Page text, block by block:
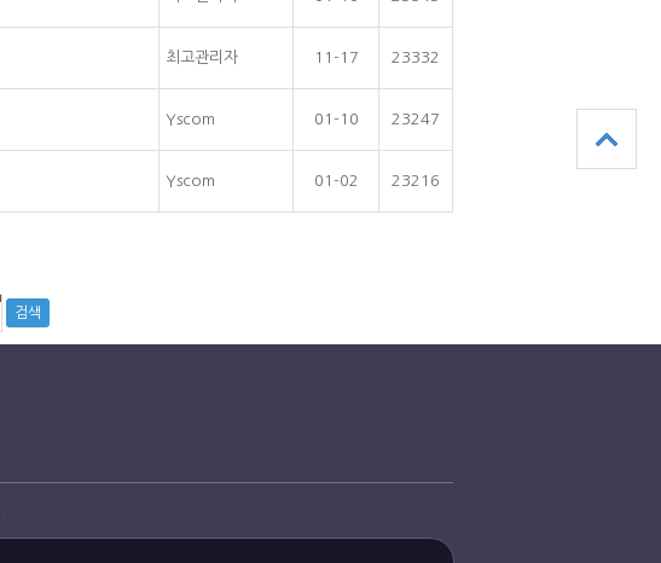
최고관리자 11-17 23332
Yscom 01-10 23247
Yscom 01-02 23216